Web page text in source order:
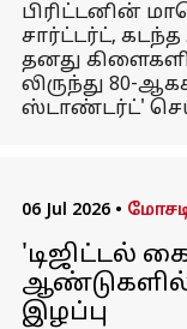
பிரிட்டனின்
சார்ட்டர்ட்,
தனது
லிருந்து 80-
ஸ்டாண்டர்ட்'
06 Jul 2026 •
'டிஜிட்டல்
ஆண்டுகளில்
இழப்பு